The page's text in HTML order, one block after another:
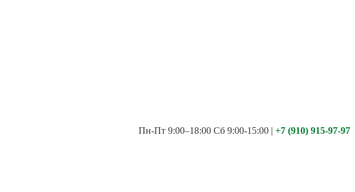
Пн-Пт 9:00–18:00 Сб 9:00-15:00 | +7 (910) 915-97-97